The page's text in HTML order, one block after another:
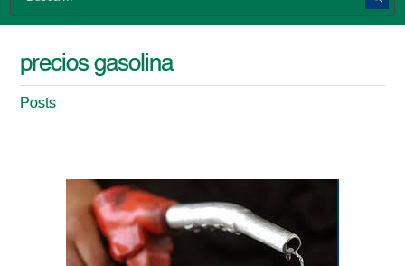
precios gasolina
Posts